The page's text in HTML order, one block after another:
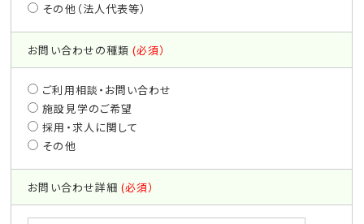
その他（法人代表等）
お問い合わせの種類 (必須）
ご利用相談・お問い合わせ
施設見学のご希望
採用・求人に関して
その他
お問い合わせ詳細 (必須）